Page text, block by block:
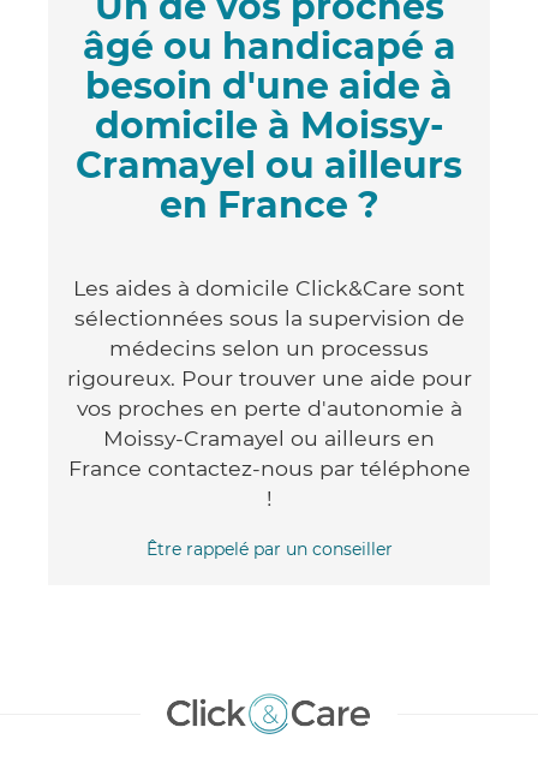
âgé ou handicapé a
besoin d'une aide à
domicile à Moissy-
Cramayel ou ailleurs
en France ?
Les aides à domicile Click&Care sont
sélectionnées sous la supervision de
médecins selon un processus
rigoureux. Pour trouver une aide pour
vos proches en perte d'autonomie à
Moissy-Cramayel ou ailleurs en
France contactez-nous par téléphone
!
Être rappelé par un conseiller